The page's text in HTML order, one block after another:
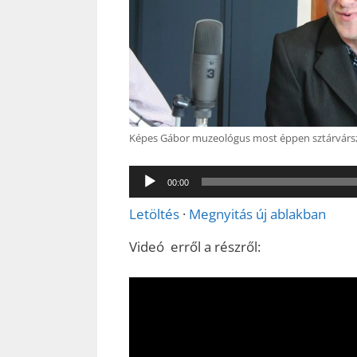
Képes Gábor muzeológus most éppen
00:00
Letöltés · Megnyitás új ablakban
Videó erről a részről: